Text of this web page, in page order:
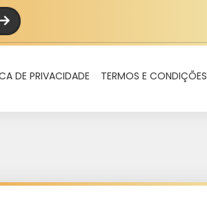
DE PRIVACIDADE TERMOS E CONDIÇÕES